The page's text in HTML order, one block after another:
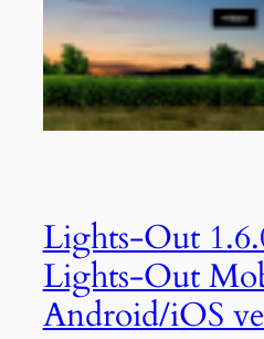
Lights-Out
Lights-Out
Android/iOS